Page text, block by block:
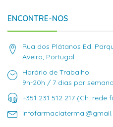
ENCONTRE-NOS
Rua dos Plátanos Ed.
Aveiro, Portugal
Horário de Trabalho:
9h-20h / 7 dias por semana
+351 231 512 217 (Ch. rede